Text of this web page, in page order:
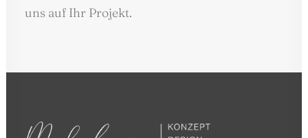
uns auf Ihr Projekt.